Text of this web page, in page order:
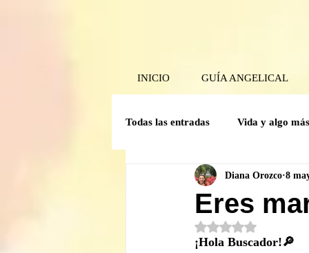
INICIO GUÍA ANGELICAL
Todas las entradas Vida y algo más
Poder Interior Mensaje
Guía Mensual Herramientas
Eres
Diana Orozco 8
Obtuvo NaN de 5
¡Hola Buscador!🔎